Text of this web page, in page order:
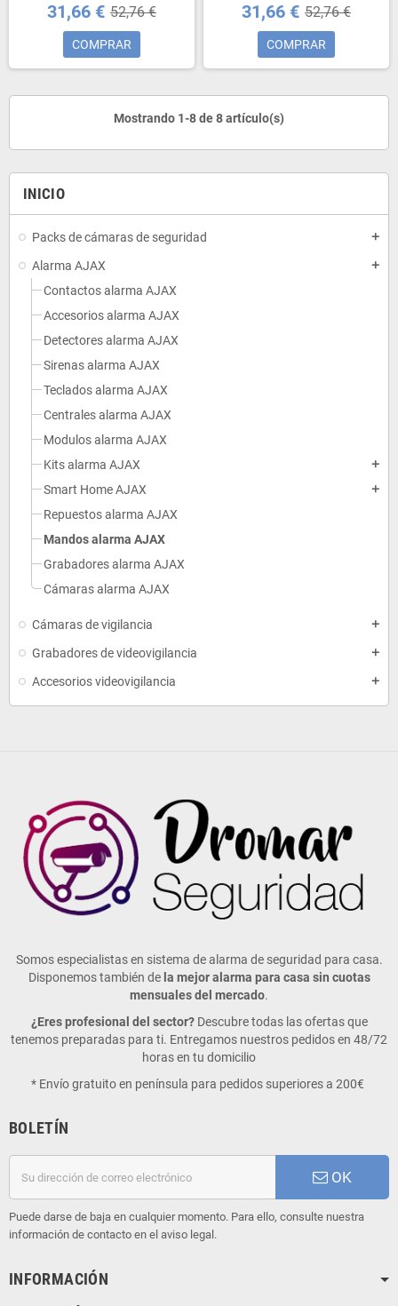
INICIO
Packs de cámaras de seguridad add
Alarma AJAX add
Contactos alarma AJAX
Accesorios alarma AJAX
Detectores alarma AJAX
Sirenas alarma AJAX
Teclados alarma AJAX
Centrales alarma AJAX
Modulos alarma AJAX
Kits alarma AJAX
add
Smart Home AJAX add
Repuestos alarma AJAX
Mandos alarma AJAX
Grabadores alarma AJAX
Cámaras alarma AJAX
Cámaras de vigilancia add
Grabadores de videovigilancia add
Accesorios videovigilancia add
31,66 € 52,76 €
COMPRAR
31,66 € 52,76 €
COMPRAR
Mostrando 1-8 de 8 artículo(s)
Somos especialistas en sistema de alarma de seguridad para casa.
Disponemos también de la mejor alarma para casa sin cuotas
mensuales del mercado.
¿Eres profesional del sector? Descubre todas las ofertas que
tenemos preparadas para ti. Entregamos nuestros pedidos en 48/72
horas en tu domicilio
* Envío gratuito en península para pedidos superiores a 200€
BOLETÍN
OK
Puede darse de baja en cualquier momento. Para ello, consulte nuestra
información de contacto en el aviso legal.
INFORMACIÓN